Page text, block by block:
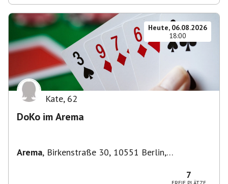
Heute, 06.08.2026
18:00
Kate, 62
DoKo im Arema
Arema, Birkenstraße 30, 10551 Berlin,
7